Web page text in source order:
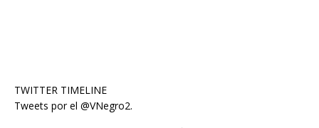
TWITTER TIMELINE
Tweets por el @VNegro2.